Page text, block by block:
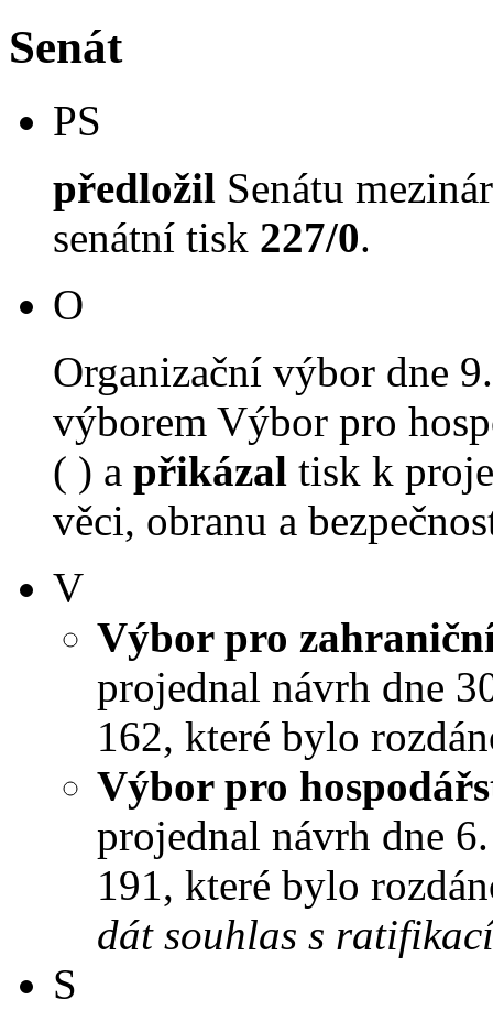
Senát
PS
předložil Senátu
senátní tisk 227/0.
O
Organizační výbor dne
výborem Výbor pro
( ) a přikázal tisk k
věci, obranu a
V
Výbor pro
projednal návrh dne
162, které bylo
Výbor pro
projednal návrh dne
191, které bylo
dát souhlas s ratifikací
S